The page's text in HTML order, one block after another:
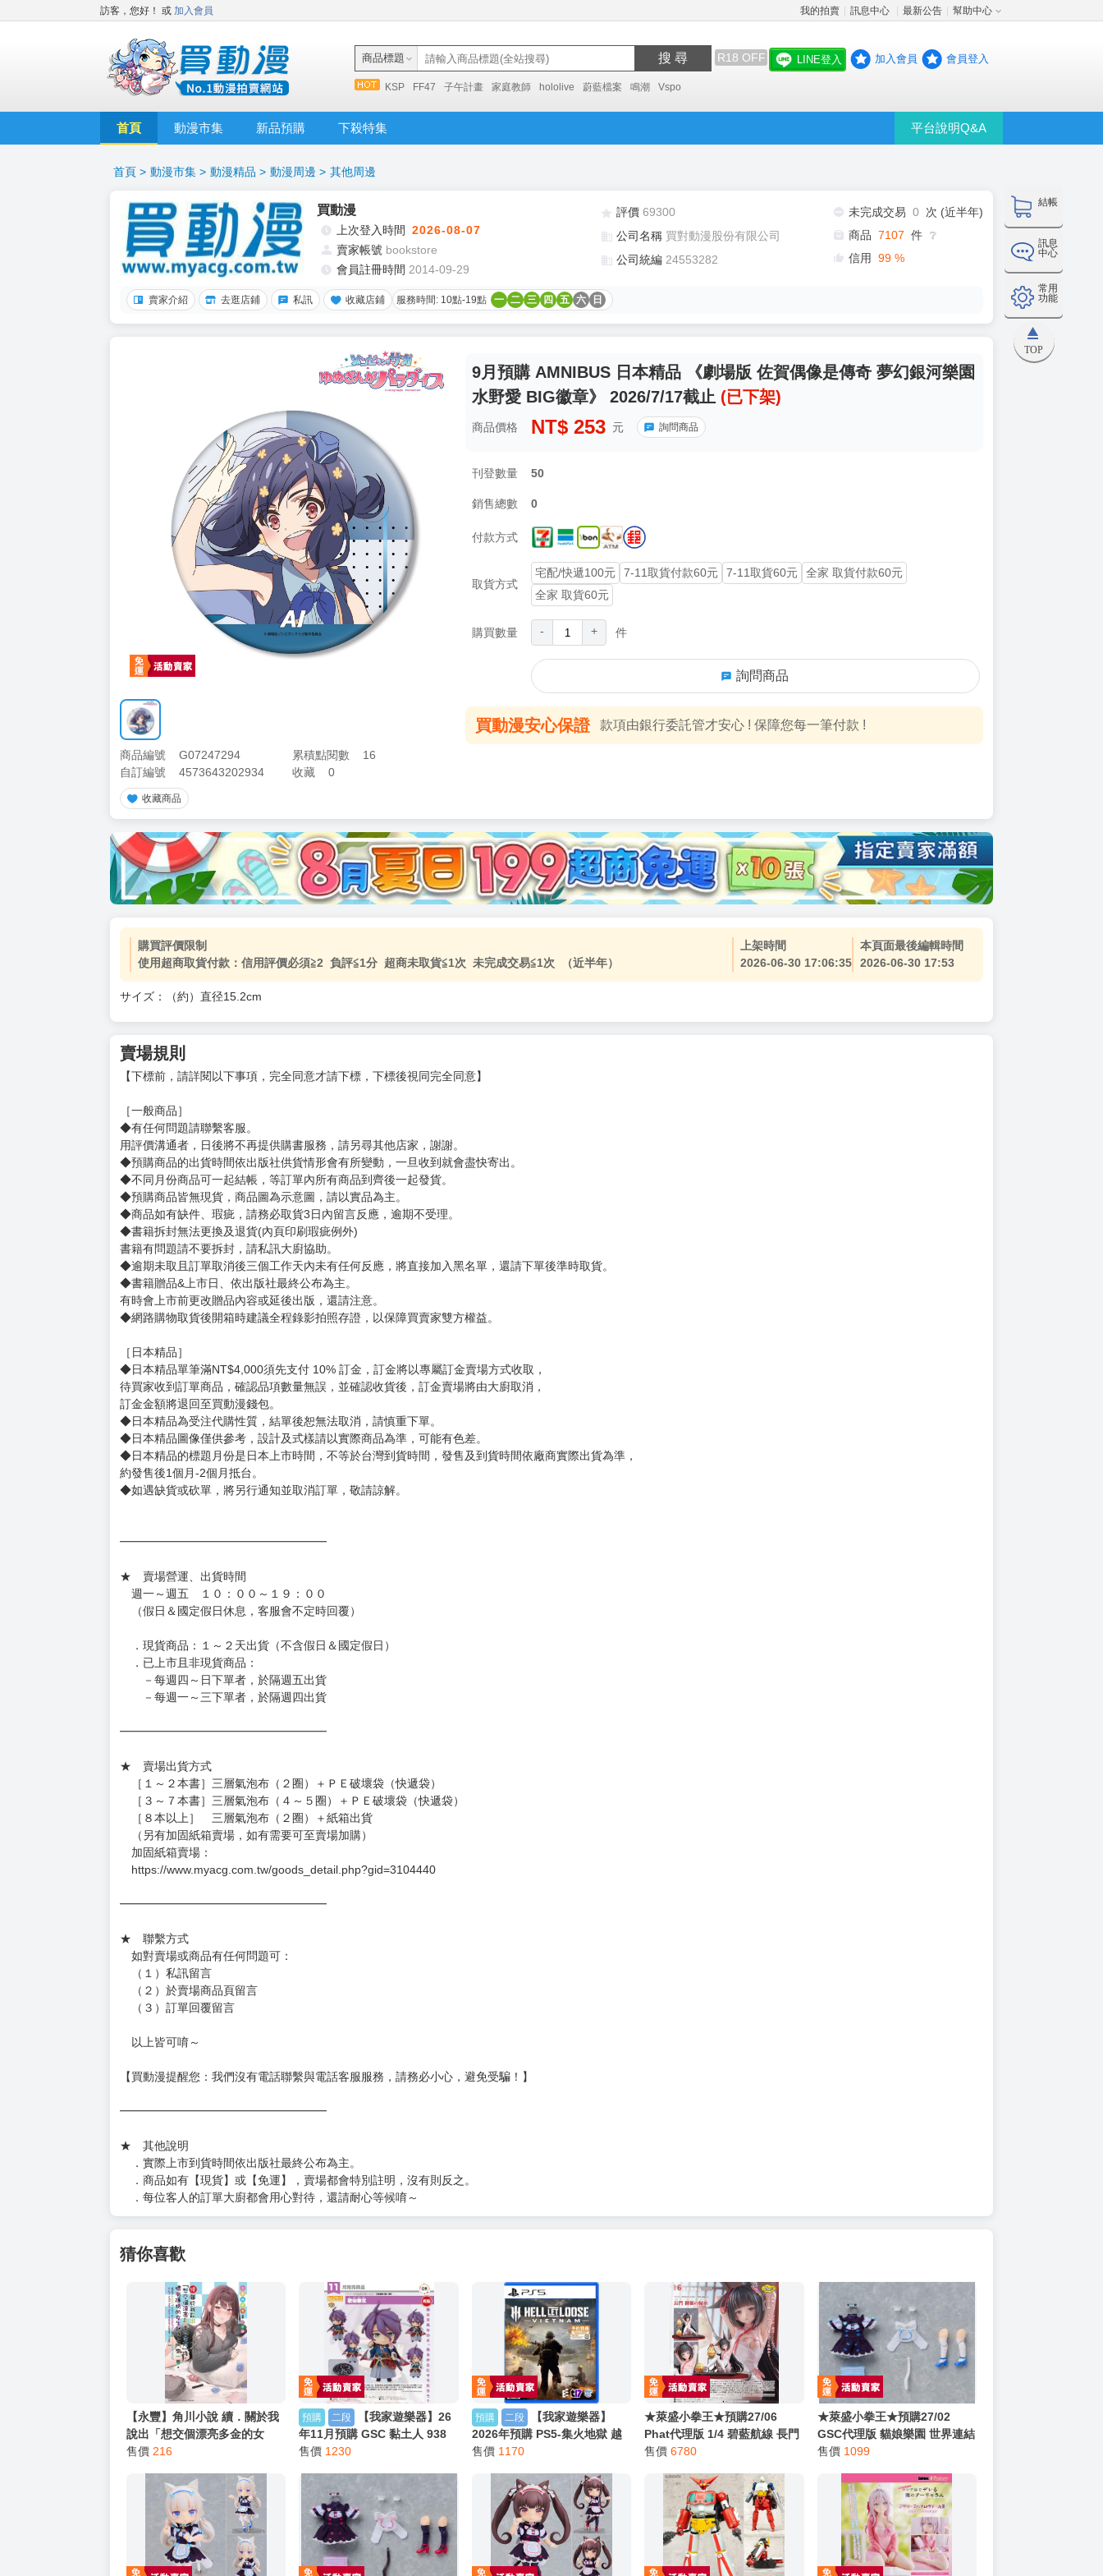
訪客，您好！ 或 加入會員 我的拍賣 訊息中心 最新公告 幫助中心
商品標題 搜 尋 R18 OFF
KSP FF47 子午計畫 家庭教師 hololive 蔚藍檔案 鳴潮 Vspo
LINE登入 加入會員 會員登入
首頁 動漫市集 新品預購 下殺特集 平台說明Q&A
結帳
訊息
中心
常用
功能
TOP
首頁 > 動漫市集 > 動漫精品 > 動漫周邊 > 其他周邊
買動漫
上次登入時間 2026-08-07
賣家帳號 bookstore
會員註冊時間 2014-09-29
評價 69300
公司名稱 買對動漫股份有限公司
公司統編 24553282
未完成交易 0
次 (近半年)
商品 7107 件 ❔
信用 99 %
賣家介紹 去逛店鋪 私訊 收藏店鋪 服務時間: 10點-19點 一 二 三 四 五 六 日
商品編號 G07247294 累積點閱數
16
自訂編號
4573643202934 收藏 0
收藏商品
9月預購 AMNIBUS 日本精品 《劇場版 佐賀偶像是傳奇 夢幻銀河樂園
水野愛 BIG徽章》 2026/7/17截止 (已下架)
商品價格 NT$ 253 元 詢問商品
刊登數量 50
銷售總數 0
付款方式
取貨方式
宅配/快遞100元 7-11取貨付款60元 7-11取貨60元
全家 取貨付款60元
全家 取貨60元
購買數量 - + 件
詢問商品
買動漫安心保證 款項由銀行委託管才安心 ! 保障您每一筆付款 !
購買評價限制
使用超商取貨付款：信用評價必須≧2 負評≦1分 超商未取貨≦1次 未完成交易≦1次 （近半年）
上架時間
2026-06-30 17:06:35
本頁面最後編輯時間
2026-06-30 17:53
サイズ：（約）直径15.2cm
賣場規則
【下標前，請詳閱以下事項，完全同意才請下標，下標後視同完全同意】
［一般商品］
◆有任何問題請聯繫客服。
用評價溝通者，日後將不再提供購書服務，請另尋其他店家，謝謝。
◆預購商品的出貨時間依出版社供貨情形會有所變動，一旦收到就會盡快寄出。
◆不同月份商品可一起結帳，等訂單內所有商品到齊後一起發貨。
◆預購商品皆無現貨，商品圖為示意圖，請以實品為主。
◆商品如有缺件、瑕疵，請務必取貨3日內留言反應，逾期不受理。
◆書籍拆封無法更換及退貨(內頁印刷瑕疵例外)
書籍有問題請不要拆封，請私訊大廚協助。
◆逾期未取且訂單取消後三個工作天內未有任何反應，將直接加入黑名單，還請下單後準時取貨。
◆書籍贈品&上市日、依出版社最終公布為主。
有時會上市前更改贈品內容或延後出版，還請注意。
◆網路購物取貨後開箱時建議全程錄影拍照存證，以保障買賣家雙方權益。
［日本精品］
◆日本精品單筆滿NT$4,000須先支付 10% 訂金，訂金將以專屬訂金賣場方式收取，
待買家收到訂單商品，確認品項數量無誤，並確認收貨後，訂金賣場將由大廚取消，
訂金金額將退回至買動漫錢包。
◆日本精品為受注代購性質，結單後恕無法取消，請慎重下單。
◆日本精品圖像僅供參考，設計及式樣請以實際商品為準，可能有色差。
◆日本精品的標題月份是日本上市時間，不等於台灣到貨時間，發售及到貨時間依廠商實際出貨為準，
約發售後1個月-2個月抵台。
◆如遇缺貨或砍單，將另行通知並取消訂單，敬請諒解。
━━━━━━━━━━━━━━━━━━
★ 賣場營運、出貨時間
週一～週五 １０：００～１９：００
（假日＆國定假日休息，客服會不定時回覆）
．現貨商品：１～２天出貨（不含假日＆國定假日）
．已上市且非現貨商品：
－每週四～日下單者，於隔週五出貨
－每週一～三下單者，於隔週四出貨
━━━━━━━━━━━━━━━━━━
★ 賣場出貨方式
［１～２本書］三層氣泡布（２圈）＋ＰＥ破壞袋（快遞袋）
［３～７本書］三層氣泡布（４～５圈）＋ＰＥ破壞袋（快遞袋）
［８本以上］ 三層氣泡布（２圈）＋紙箱出貨
（另有加固紙箱賣場，如有需要可至賣場加購）
加固紙箱賣場：
https://www.myacg.com.tw/goods_detail.php?gid=3104440
━━━━━━━━━━━━━━━━━━
★ 聯繫方式
如對賣場或商品有任何問題可：
（１）私訊留言
（２）於賣場商品頁留言
（３）訂單回覆留言
以上皆可唷～
【買動漫提醒您：我們沒有電話聯繫與電話客服服務，請務必小心，避免受騙！】
━━━━━━━━━━━━━━━━━━
★ 其他說明
．實際上市到貨時間依出版社最終公布為主。
．商品如有【現貨】或【免運】，賣場都會特別註明，沒有則反之。
．每位客人的訂單大廚都會用心對待，還請耐心等候唷～
猜你喜歡
【永豐】角川小說 續．關於我
說出「想交個漂亮多金的女
友」後，懷有隱情的女生就找
2026/07/22
售價 216
預購 二段
【我家遊樂器】26
年11月預購 GSC 黏土人 938
刀劍亂舞ONLINE 歌仙兼定 再
售價 1230
預購 二段
【我家遊樂器】
2026年預購 PS5-集火地獄 越
南 中文版
售價 1170
★萊盛小拳王★預購27/06
Phat代理版 1/4 碧藍航線 長門
神子的牽心結緣 0816
售價 6780
★萊盛小拳王★預購27/02
GSC代理版 貓娘樂園 世界連結
黏土娃 服裝套組 香草 0816
售價 1099